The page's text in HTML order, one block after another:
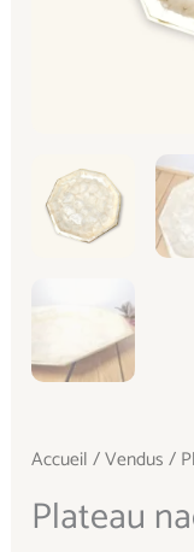
Accueil /Vendus /
Plateau